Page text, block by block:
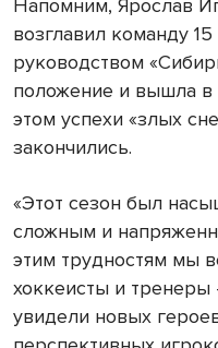
Напомним, Ярослав
возглавил команду
руководством
положение и вышла
этом успехи «злых
закончились.
«Этот сезон был
сложным и
этим трудностям мы
хоккеисты и
увидели новых